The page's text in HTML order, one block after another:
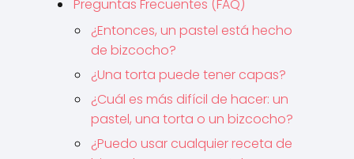
Preguntas Frecuentes (FAQ)
¿Entonces, un pastel está hecho
de bizcocho?
¿Una torta puede tener capas?
¿Cuál es más difícil de hacer: un
pastel, una torta o un bizcocho?
¿Puedo usar cualquier receta de